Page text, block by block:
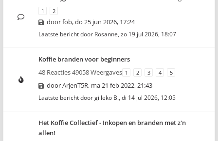
1 2
doorfob,do 25 jun 2026, 17:24
Laatste bericht door Rosanne, zo 19 jul 2026, 18:07
Koffie branden voor beginners
48 Reacties 49058 Weergaves 1 2 3 4 5
doorArjenT5R, ma 21 feb 2022, 21:43
Laatste bericht doorgilleko B., di 14 jul 2026, 12:05
Het Koffie Collectief - Inkopen en branden met z'n
allen!